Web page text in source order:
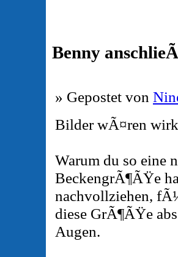
Benny
» Gepostet von
Bilder wÃ¤ren
Warum du so eine
BeckengrÃ¶ÃŸe
nachvollziehen,
diese GrÃ¶ÃŸe
Augen.